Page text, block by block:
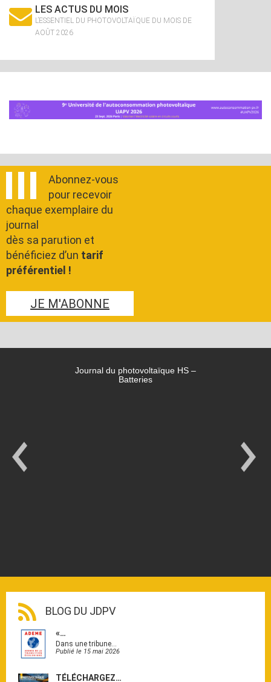
LES ACTUS DU MOIS
L’ESSENTIEL DU PHOTOVOLTAÏQUE DU MOIS DE
AOÛT 2026
Abonnez-vous
pour recevoir
chaque exemplaire du
journal
dès sa parution et
bénéficiez d’un tarif
préférentiel !
JE M'ABONNE
Journal du photovoltaïque HS –
Batteries
BLOG DU JDPV
«…
Dans une tribune…
Publié le 15 mai 2026
TÉLÉCHARGEZ…